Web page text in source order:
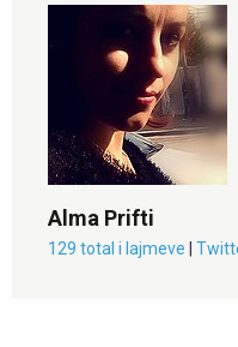
Alma Prifti
129 total i lajmeve